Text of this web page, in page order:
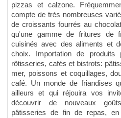
pizzas et calzone.
compte de très nombreuses
de croissants fourrés au
qu'une gamme de fritures de
cuisinés avec des aliments et
choix. Importation de produits
rôtisseries, cafés et bistrots:
mer, poissons et coquillages,
café. Un monde de friandises
ailleurs et qui réjouira vos
découvrir de nouveaux
pâtisseries de fin de repas,